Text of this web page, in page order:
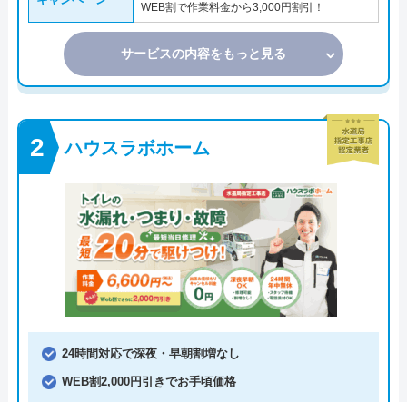
WEB割で作業料金から3,000円割引！
サービスの内容をもっと見る
ハウスラボホーム
24時間対応で深夜・早朝割増なし
WEB割2,000円引きでお手頃価格